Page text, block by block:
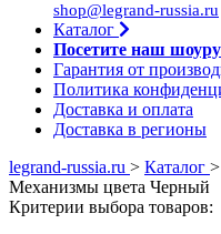
shop@legrand-russia.ru
Каталог
Посетите наш
Гарантия от
Политика
Доставка и оплата
Доставка в регионы
legrand-russia.ru > Каталог >
Механизмы цвета Черный
Критерии выбора товаров: